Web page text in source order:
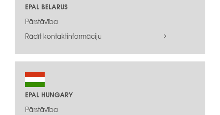
EPAL BELARUS
Pārstāvība
Rādīt kontaktinformāciju
EPAL HUNGARY
Pārstāvība